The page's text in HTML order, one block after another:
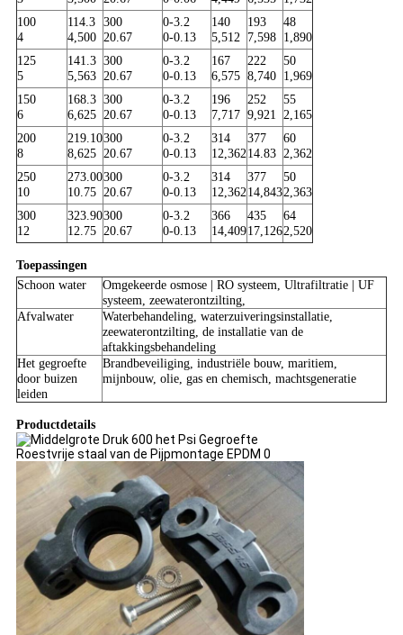
100
4
114.3
4,500
300
20.67
0-3.2
0-0.13
140
5,512
193
7,598
48
1,890
125
5
141.3
5,563
300
20.67
0-3.2
0-0.13
167
6,575
222
8,740
50
1,969
150
6
168.3
6,625
300
20.67
0-3.2
0-0.13
196
7,717
252
9,921
55
2,165
200
8
219.10
8,625
300
20.67
0-3.2
0-0.13
314
12,362
377
14.83
60
2,362
250
10
273.00
10.75
300
20.67
0-3.2
0-0.13
314
12,362
377
14,843
50
2,363
300
12
323.90
12.75
300
20.67
0-3.2
0-0.13
366
14,409
435
17,126
64
2,520
Toepassingen
Schoon water
Omgekeerde osmose | RO systeem, Ultrafiltratie | UF
systeem, zeewaterontzilting,
Afvalwater
Waterbehandeling, waterzuiveringsinstallatie,
zeewaterontzilting, de installatie van de
aftakkingsbehandeling
Het gegroefte
door buizen
leiden
Brandbeveiliging, industriële bouw, maritiem,
mijnbouw, olie, gas en chemisch, machtsgeneratie
Productdetails